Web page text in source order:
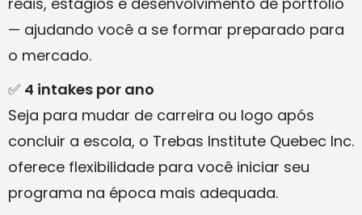
— ajudando você a se formar preparado para
o mercado.
✅ 4 intakes por ano
Seja para mudar de carreira ou logo após
concluir a escola, o Trebas Institute Quebec Inc.
oferece flexibilidade para você iniciar seu
programa na época mais adequada.